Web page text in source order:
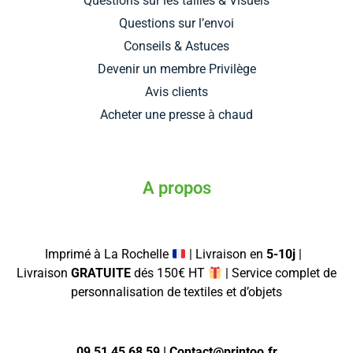
Questions sur l’envoi
Conseils & Astuces
Devenir un membre Privilège
Avis clients
Acheter une presse à chaud
A propos
Imprimé à La Rochelle | Livraison en 5-10j
Livraison GRATUITE dés 150€ HT
| Service complet de
personnalisation de textiles et d’objets